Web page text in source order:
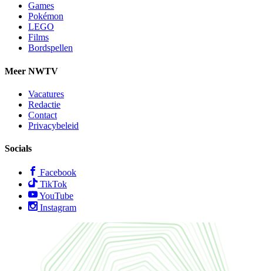
Games
Pokémon
LEGO
Films
Bordspellen
Meer NWTV
Vacatures
Redactie
Contact
Privacybeleid
Socials
Facebook
TikTok
YouTube
Instagram